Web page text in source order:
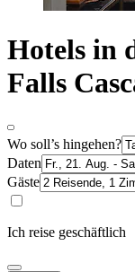
Hotels in
Falls
Wo soll’s hingehen?
Daten
Gäste
Ich reise geschäftlich